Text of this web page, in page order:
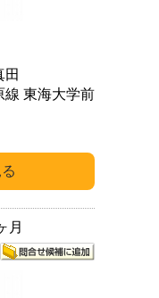
田
線 東海大学前
月